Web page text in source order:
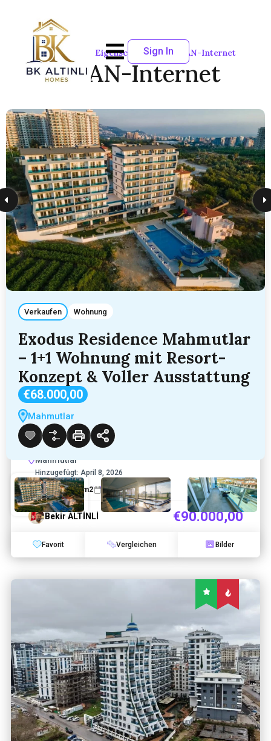
Sign In
Verkaufen Wohnung
Exodus Residence Mahmutlar
– 1+1 Wohnung mit Resort-
Konzept & Voller Ausstattung
€68.000,00
Mahmutlar
Startseite Eigenschaften WLAN-Internet
WLAN-Internet
28Erwachsene
SORTIEREN NACH:Standard
Luxuriöse 1+1 Wohnung in Alanya
Mahmutlar – Voll Möbliert, 11. Etage, 5
Residence
Mahmutlar
Hinzugefügt: April 8, 2026
1
1 55sq m2 2020
Bekir ALTİNLİ €90.000,00
Favorit Vergleichen Bilder